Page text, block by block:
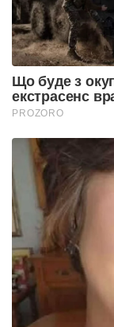
Що буде з
екстрасенс
PROZORO